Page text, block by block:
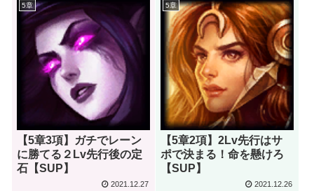
5章
【5章3項】ガチでレーン
に勝てる２Lv先行後の定
石【SUP】
2021.12.27
5章
【5章2項】2Lv先行はサ
ポで決まる！命を懸けろ
【SUP】
2021.12.26